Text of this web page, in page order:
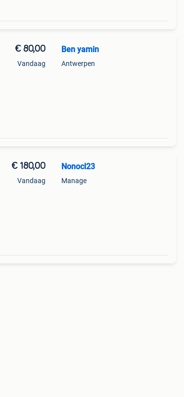
€ 80,00
Vandaag
Ben yamin
Antwerpen
€ 180,00
Vandaag
Nonocl23
Manage